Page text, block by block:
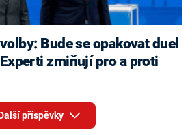
zmiňují pro a proti
příspěvky